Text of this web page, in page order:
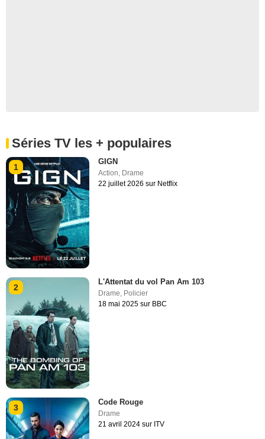
Séries TV les + populaires
1
GIGN
Action Drame
22 juillet 2026 sur Netflix
2
L'Attentat du vol Pan Am 103
Drame, Policier
18 mai 2025 sur BBC
3
Code Rouge
Drame
21 avril 2024 sur ITV